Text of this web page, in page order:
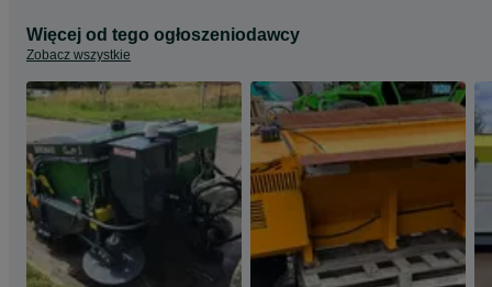
Więcej od tego ogłoszeniodawcy
Zobacz wszystkie